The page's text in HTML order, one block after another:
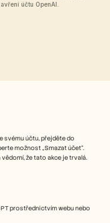
účtu OpenAI.
svému účtu, přejděte do
možnost „Smazat účet“.
že tato akce je trvalá.
prostřednictvím webu nebo